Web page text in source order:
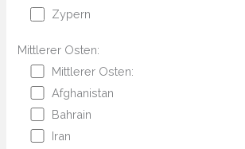
Zypern
Mittlerer Osten:
Mittlerer Osten:
Afghanistan
Bahrain
Iran